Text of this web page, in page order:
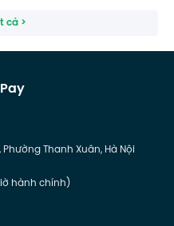
cả >
Thanh Xuân, Hà Nội
hành chính)